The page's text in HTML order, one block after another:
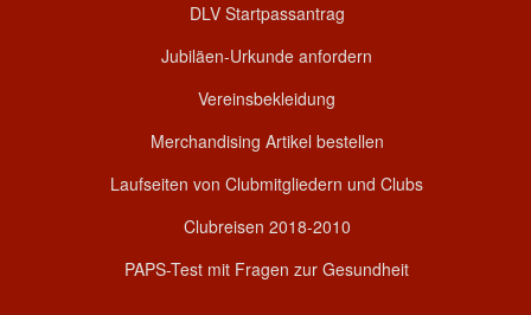
DLV Startpassantrag
Jubiläen-Urkunde anfordern
Vereinsbekleidung
Merchandising Artikel bestellen
Laufseiten von Clubmitgliedern und Clubs
Clubreisen 2018-2010
PAPS-Test mit Fragen zur Gesundheit